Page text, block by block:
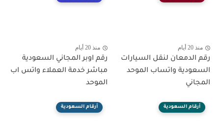
منذ 20 أيام
رقم الدمعان لنقل السيارات
السعودية واتساب الموحد
المجاني
منذ 20 أيام
رقم اوبر المجاني السعودية
مباشر خدمة العملاء واتس اب
الموحد
أرقام السعودية أرقام السعودية